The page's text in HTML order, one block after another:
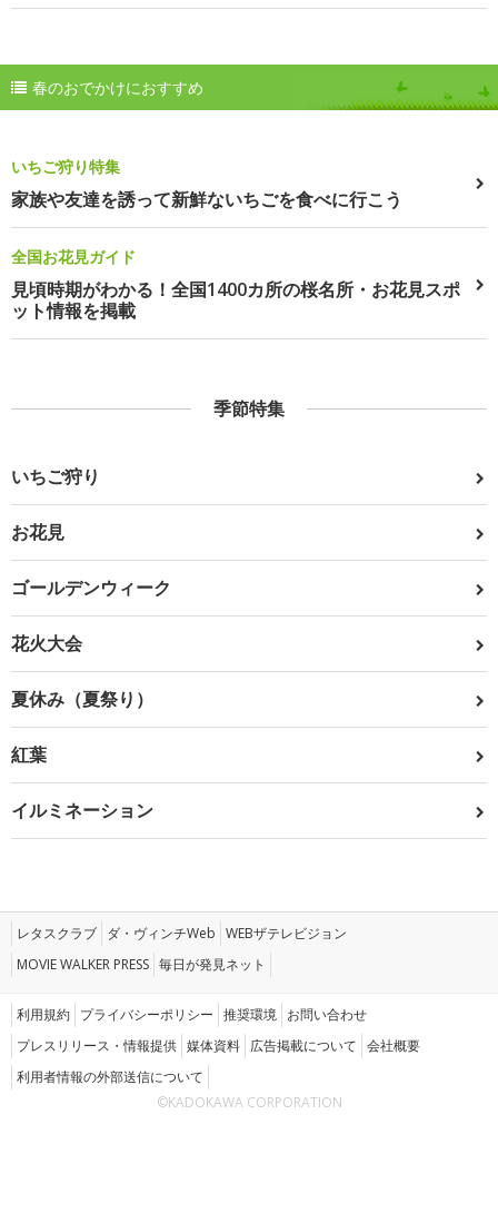
春のおでかけにおすすめ
いちご狩り特集
家族や友達を誘って新鮮ないちごを食べに行こう
全国お花見ガイド
見頃時期がわかる！全国1400カ所の桜名所・お花見スポ
ット情報を掲載
季節特集
いちご狩り
お花見
ゴールデンウィーク
花火大会
夏休み（夏祭り）
紅葉
イルミネーション
レタスクラブ ダ・ヴィンチWeb WEBザテレビジョン
MOVIE WALKER PRESS 毎日が発見ネット
利用規約 プライバシーポリシー 推奨環境 お問い合わせ
プレスリリース・情報提供 媒体資料 広告掲載について 会社概要
利用者情報の外部送信について
©KADOKAWA CORPORATION